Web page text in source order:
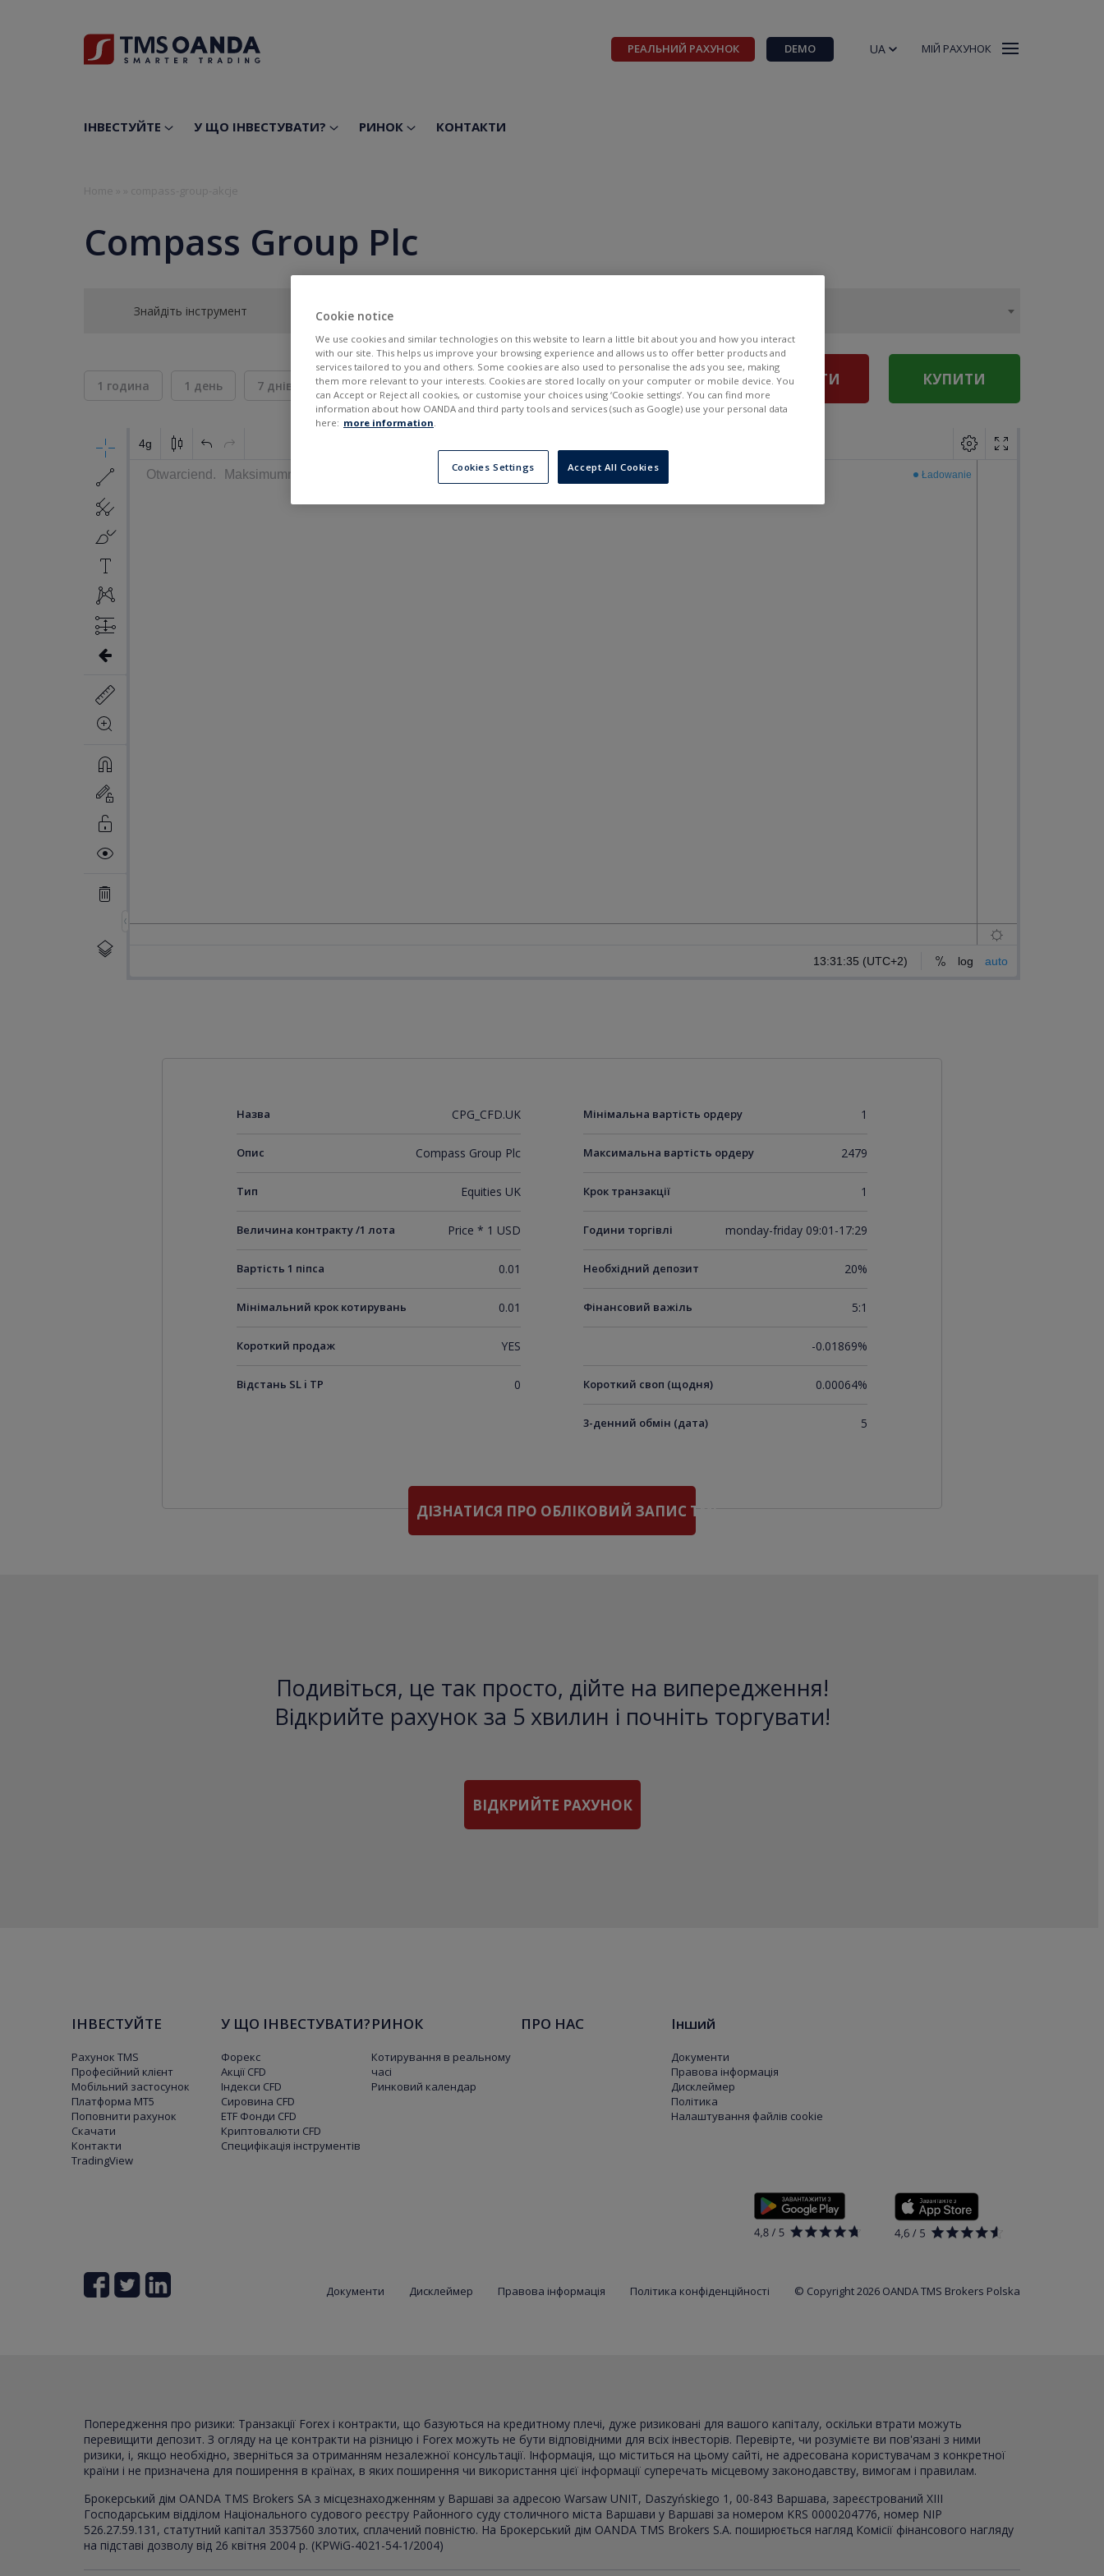
РЕАЛЬНИЙ РАХУНОК DEMO UA МІЙ РАХУНОК
ІНВЕСТУЙТЕ У ЩО ІНВЕСТУВАТИ? РИНОК КОНТАКТИ
Compass Group Plc
Знайдіть інструмент
1 година 1 день 7 днів 30 днів 6 місяців
BID
---
ASK
--- ПРОДАТИ КУПИТИ
Назва CPG_CFD.UK
Опис Compass Group Plc
Тип Equities UK
Величина контракту /1 лота Price * 1 USD
Вартість 1 піпса 0.01
Мінімальний крок котирувань 0.01
Короткий продаж YES
Відстань SL i TP 0
Мінімальна вартість ордеру 1
Максимальна вартість ордеру 2479
Крок транзакції 1
Години торгівлі monday-friday 09:01-17:29
Необхідний депозит 20%
Фінансовий важіль 5:1
-0.01869%
Короткий своп (щодня) 0.00064%
3-денний обмін (дата) 5
ДІЗНАТИСЯ ПРО ОБЛІКОВИЙ ЗАПИС TMS
Подивіться, це так просто, дійте на випередження!
Відкрийте рахунок за 5 хвилин і почніть торгувати!
ВІДКРИЙТЕ РАХУНОК
ІНВЕСТУЙТЕ
Рахунок TMS
Професійний клієнт
Мобільний застосунок
Платформа МТ5
Поповнити рахунок
Скачати
Контакти
TradingView
У ЩО ІНВЕСТУВАТИ?
Форекс
Акції CFD
Індекси CFD
Сировина CFD
ETF Фонди CFD
Криптовалюти CFD
Специфікація інструментів
РИНОК
Котирування в реальному
часі
Ринковий календар
ПРО НАС Інший
Документи
Правова інформація
Дисклеймер
Політика
Налаштування файлів cookie
Документи Дисклеймер Правова інформація Політика конфіденційності © Copyright 2026 OANDA TMS Brokers Polska
Попередження про ризики: Транзакції Forex і контракти, що базуються на кредитному плечі, дуже ризиковані для вашого капіталу, оскільки втрати можуть
перевищити депозит. З огляду на це контракти на різницю і Forex можуть не бути відповідними для всіх інвесторів. Перевірте, чи розумієте ви пов'язані з ними
ризики, і, якщо необхідно, зверніться за отриманням незалежної консультації. Інформація, що міститься на цьому сайті, не адресована користувачам з конкретної
країни і не призначена для поширення в країнах, в яких поширення чи використання цієї інформації суперечать місцевому законодавству, вимогам і правилам.
Брокерський дім OANDA TMS Brokers SA з місцезнаходженням у Варшаві за адресою Warsaw UNIT, Daszyńskiego 1, 00-843 Варшава, зареєстрований XIII
Господарським відділом Національного судового реєстру Районного суду столичного міста Варшави у Варшаві за номером KRS 0000204776, номер NIP
526.27.59.131, статутний капітал 3537560 злотих, сплачений повністю. На Брокерський дім OANDA TMS Brokers S.A. поширюється нагляд Комісії фінансового нагляду
на підставі дозволу від 26 квітня 2004 р. (KPWiG-4021-54-1/2004)
Cookie notice
We use cookies and similar technologies on this website to learn a little bit about you and how you interact
with our site. This helps us improve your browsing experience and allows us to offer better products and
services tailored to you and others. Some cookies are also used to personalise the ads you see, making
them more relevant to your interests. Cookies are stored locally on your computer or mobile device. You
can Accept or Reject all cookies, or customise your choices using ‘Cookie settings’. You can find more
information about how OANDA and third party tools and services (such as Google) use your personal data
here: more information
Cookies Settings Accept All Cookies